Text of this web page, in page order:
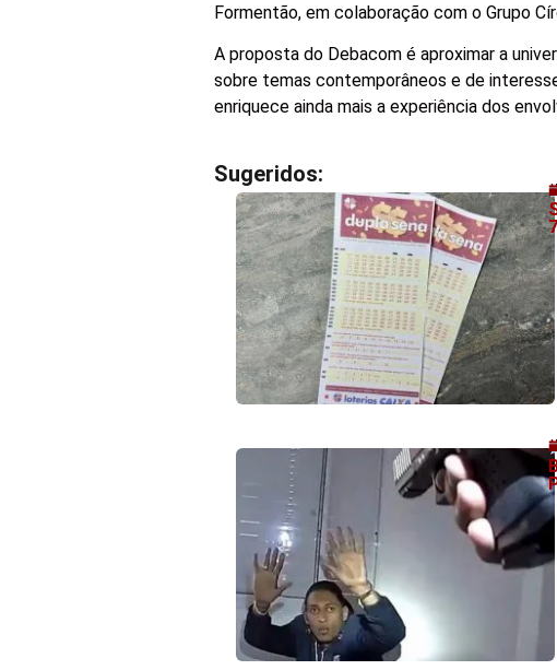
Formentão, em colaboração com o Grupo
A proposta do Debacom é aproximar a
sobre temas contemporâneos e de
enriquece ainda mais a experiência dos
Sugeridos: